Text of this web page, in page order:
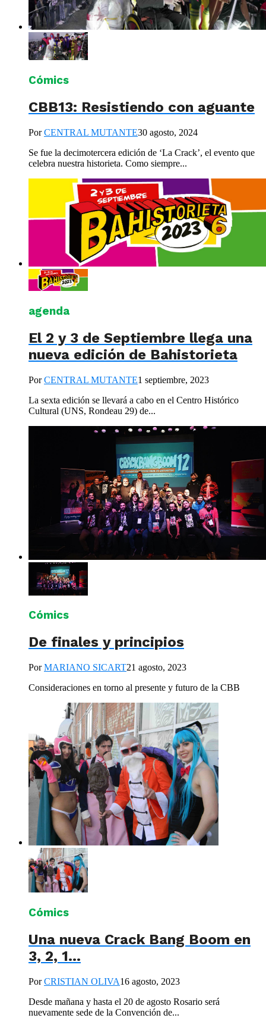
Cómics
CBB13: Resistiendo con aguante
PorCENTRAL MUTANTE30 agosto, 2024
Se fue la decimotercera edición de ‘La Crack’, el evento que
celebra nuestra historieta. Como siempre...
agenda
El 2 y 3 de Septiembre llega una
nueva edición de Bahistorieta
PorCENTRAL MUTANTE1 septiembre, 2023
La sexta edición se llevará a cabo en el Centro Histórico
Cultural (UNS, Rondeau 29) de...
Cómics
De finales y principios
PorMARIANO SICART21 agosto, 2023
Consideraciones en torno al presente y futuro de la CBB
Cómics
Una nueva Crack Bang Boom en
3, 2, 1…
PorCRISTIAN OLIVA16 agosto, 2023
Desde mañana y hasta el 20 de agosto Rosario será
nuevamente sede de la Convención de...